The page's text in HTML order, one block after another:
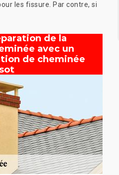
les fissure. Par contre, si
de la
avec un
de cheminée